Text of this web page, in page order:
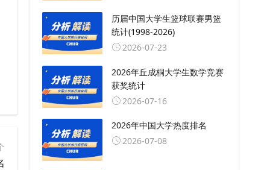
历届中国大学生篮球联赛男篮
统计(1998-2026)
2026-07-23
2026年丘成桐大学生数学竞赛
获奖统计
2026-07-16
2026年中国大学热度排名
2026-07-08